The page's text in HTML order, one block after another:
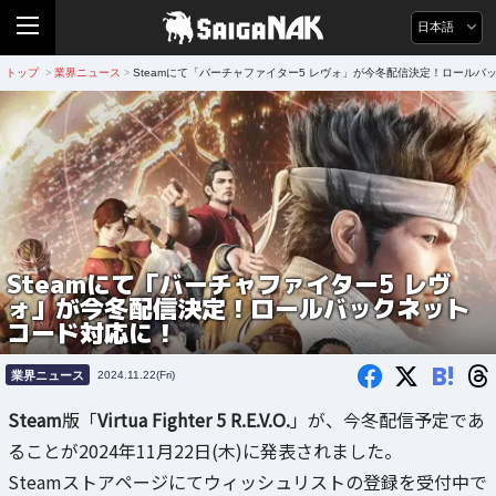
日本語
トップ > 業界ニュース > Steamにて「バーチャファイター5 レヴォ」が今冬配信決定！ロールバ
Steamにて「バーチャファイター5 レヴ
ォ」が今冬配信決定！ロールバックネット
コード対応に！
業界ニュース 2024.11.22(Fri) B!
Steam版「Virtua Fighter 5 R.E.V.O.」が、今冬配信予定であ
ることが2024年11月22日(木)に発表されました。
Steamストアページにてウィッシュリストの登録を受付中で